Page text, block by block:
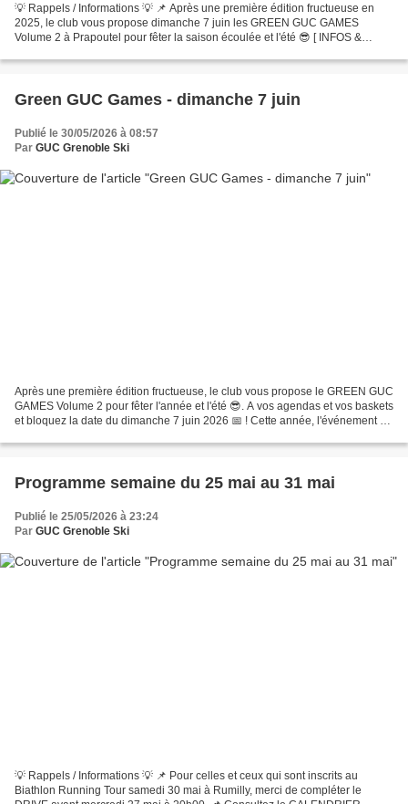
💡 Rappels / Informations 💡 📌 Après une première édition fructueuse en
2025, le club vous propose dimanche 7 juin les GREEN GUC GAMES
Volume 2 à Prapoutel pour fêter la saison écoulée et l'été 😎 [ INFOS &
Green GUC Games - dimanche 7 juin
Publié le 30/05/2026 à 08:57
Par GUC Grenoble Ski
Après une première édition fructueuse, le club vous propose le GREEN GUC
GAMES Volume 2 pour fêter l'année et l'été 😎. A vos agendas et vos baskets
et bloquez la date du dimanche 7 juin 2026 📅 ! Cette année, l'événement se
Programme semaine du 25 mai au 31 mai
Publié le 25/05/2026 à 23:24
Par GUC Grenoble Ski
💡 Rappels / Informations 💡 📌 Pour celles et ceux qui sont inscrits au
Biathlon Running Tour samedi 30 mai à Rumilly, merci de compléter le